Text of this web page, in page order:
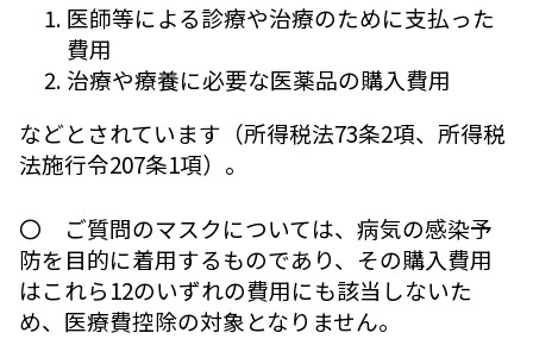
医師等による診療や治療のために支払った
費用
治療や療養に必要な医薬品の購入費用
などとされています（所得税法73条2項、所得税
法施行令207条1項）。
〇 ご質問のマスクについては、病気の感染予
防を目的に着用するものであり、その購入費用
はこれら12のいずれの費用にも該当しないた
め、医療費控除の対象となりません。